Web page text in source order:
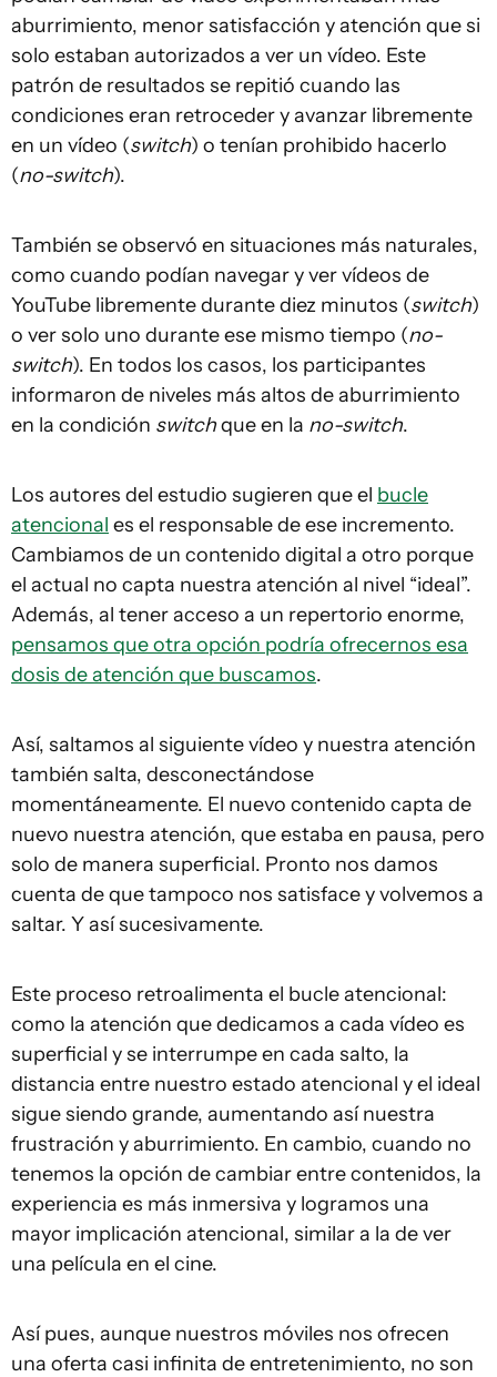
aburrimiento, menor satisfacción y atención que si
solo estaban autorizados a ver un vídeo. Este
patrón de resultados se repitió cuando las
condiciones eran retroceder y avanzar libremente
en un vídeo (switch) o tenían prohibido hacerlo
(no-switch).
También se observó en situaciones más naturales,
como cuando podían navegar y ver vídeos de
YouTube libremente durante diez minutos (switch)
o ver solo uno durante ese mismo tiempo (no-
switch). En todos los casos, los participantes
informaron de niveles más altos de aburrimiento
en la condición switchque en la no-switch.
Los autores del estudio sugieren que el bucle
atencional es el responsable de ese incremento.
Cambiamos de un contenido digital a otro porque
el actual no capta nuestra atención al nivel “ideal”.
Además, al tener acceso a un repertorio enorme,
pensamos que otra opción podría ofrecernos esa
dosis de atención que buscamos.
Así, saltamos al siguiente vídeo y nuestra atención
también salta, desconectándose
momentáneamente. El nuevo contenido capta de
nuevo nuestra atención, que estaba en pausa, pero
solo de manera superficial. Pronto nos damos
cuenta de que tampoco nos satisface y volvemos a
saltar. Y así sucesivamente.
Este proceso retroalimenta el bucle atencional:
como la atención que dedicamos a cada vídeo es
superficial y se interrumpe en cada salto, la
distancia entre nuestro estado atencional y el ideal
sigue siendo grande, aumentando así nuestra
frustración y aburrimiento. En cambio, cuando no
tenemos la opción de cambiar entre contenidos, la
experiencia es más inmersiva y logramos una
mayor implicación atencional, similar a la de ver
una película en el cine.
Así pues, aunque nuestros móviles nos ofrecen
una oferta casi infinita de entretenimiento, no son